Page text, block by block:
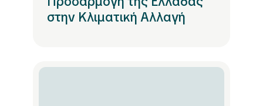
στην Κλιματική Αλλαγή